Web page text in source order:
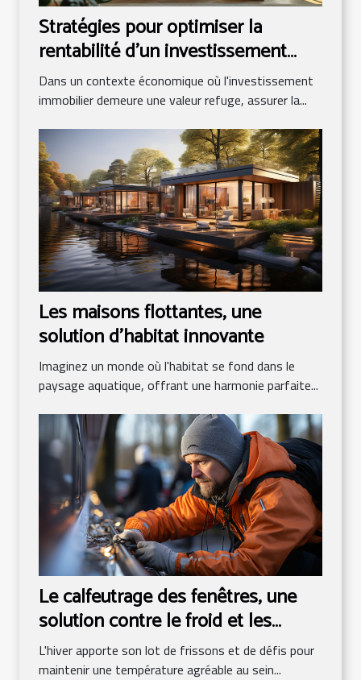
Stratégies pour optimiser la
rentabilité d'un investissement
locatif
Dans un contexte économique où l'investissement
immobilier demeure une valeur refuge, assurer la...
Les maisons flottantes, une
solution d'habitat innovante
Imaginez un monde où l'habitat se fond dans le
paysage aquatique, offrant une harmonie parfaite...
Le calfeutrage des fenêtres, une
solution contre le froid et les
infiltrations
L'hiver apporte son lot de frissons et de défis pour
maintenir une température agréable au sein...